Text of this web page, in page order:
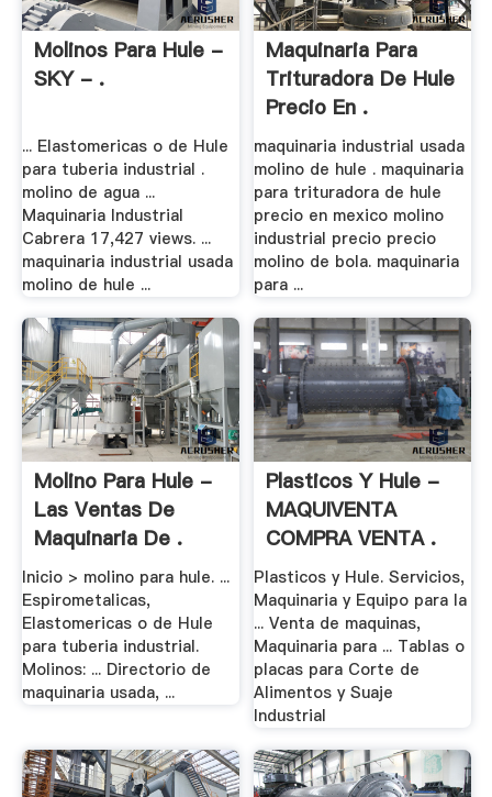
Molinos Para Hule -
SKY - .
... Elastomericas o de Hule
para tuberia industrial .
molino de agua ...
Maquinaria Industrial
Cabrera 17,427 views. ...
maquinaria industrial usada
molino de hule ...
Maquinaria Para
Trituradora De Hule
Precio En .
maquinaria industrial usada
molino de hule . maquinaria
para trituradora de hule
precio en mexico molino
industrial precio precio
molino de bola. maquinaria
para ...
Molino Para Hule -
Las Ventas De
Maquinaria De .
Inicio > molino para hule. ...
Espirometalicas,
Elastomericas o de Hule
para tuberia industrial.
Molinos: ... Directorio de
maquinaria usada, ...
Plasticos Y Hule -
MAQUIVENTA
COMPRA VENTA .
Plasticos y Hule. Servicios,
Maquinaria y Equipo para la
... Venta de maquinas,
Maquinaria para ... Tablas o
placas para Corte de
Alimentos y Suaje
Industrial